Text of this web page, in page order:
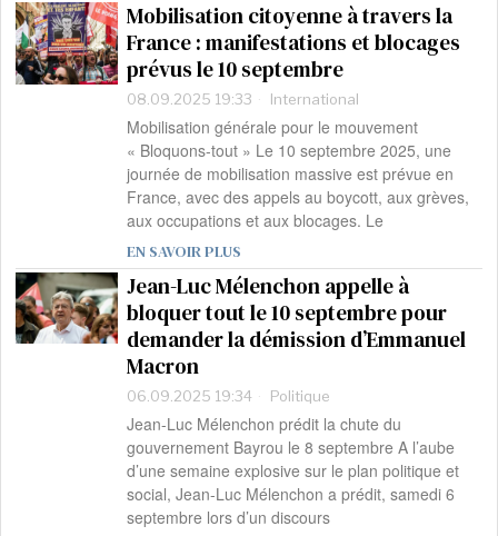
Mobilisation citoyenne à travers la
France : manifestations et blocages
prévus le 10 septembre
08.09.2025 19:33 International
Mobilisation générale pour le mouvement
« Bloquons-tout » Le 10 septembre 2025, une
journée de mobilisation massive est prévue en
France, avec des appels au boycott, aux grèves,
aux occupations et aux blocages. Le
EN SAVOIR PLUS
Jean-Luc Mélenchon appelle à
bloquer tout le 10 septembre pour
demander la démission d’Emmanuel
Macron
06.09.2025 19:34 Politique
Jean-Luc Mélenchon prédit la chute du
gouvernement Bayrou le 8 septembre A l’aube
d’une semaine explosive sur le plan politique et
social, Jean-Luc Mélenchon a prédit, samedi 6
septembre lors d’un discours